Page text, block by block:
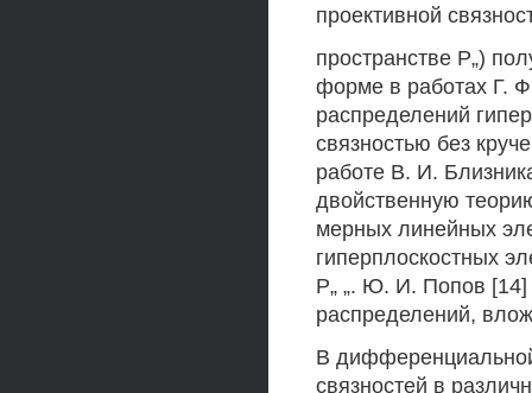
проективной
пространстве Р„)
форме в работах Г.
распределений
связностью без
работе В. И.
двойственную
мерных линейных
гиперплоскостных
Р„ „. Ю. И. Попов [14]
распределений,
В
связностей в